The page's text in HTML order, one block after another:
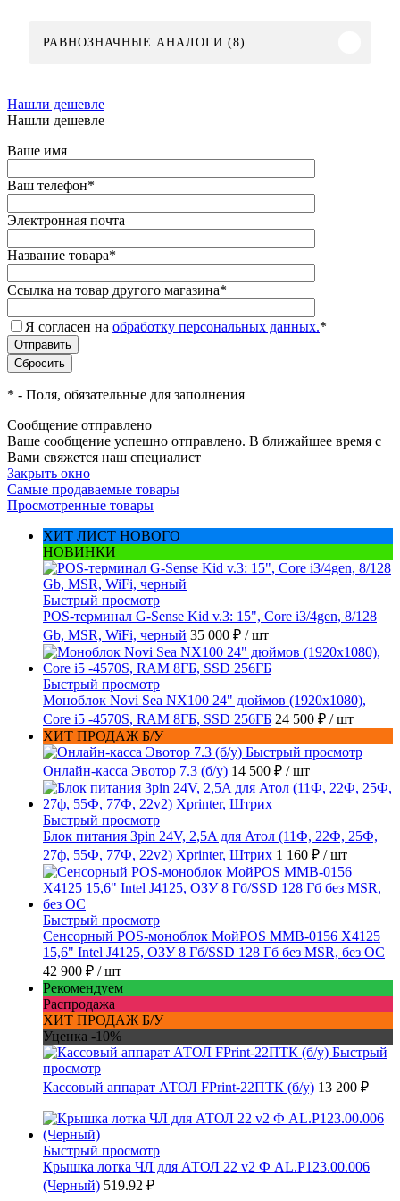
РАВНОЗНАЧНЫЕ АНАЛОГИ (8)
Нашли дешевле
Нашли дешевле
Ваше имя
Ваш телефон*
Электронная почта
Название товара*
Ссылка на товар другого магазина*
Я согласен на обработку персональных данных.*
* - Поля, обязательные для заполнения
Сообщение отправлено
Ваше сообщение успешно отправлено. В ближайшее время с
Вами свяжется наш специалист
Закрыть окно
Самые продаваемые товары
Просмотренные товары
ХИТ ЛИСТ НОВОГО
НОВИНКИ
Быстрый просмотр
POS-терминал G-Sense Kid v.3: 15", Core i3/4gen, 8/128
Gb, MSR, WiFi, черный 35 000 ₽ / шт
Быстрый просмотр
Моноблок Novi Sea NX100 24" дюймов (1920x1080),
Core i5 -4570S, RAM 8ГБ, SSD 256ГБ 24 500 ₽ / шт
ХИТ ПРОДАЖ Б/У
Быстрый просмотр
Онлайн-касса Эвотор 7.3 (б/у) 14 500 ₽ / шт
Быстрый просмотр
Блок питания 3pin 24V, 2,5A для Атол (11Ф, 22Ф, 25Ф,
27ф, 55Ф, 77Ф, 22v2) Xprinter, Штрих 1 160 ₽ / шт
Быстрый просмотр
Сенсорный POS-моноблок МойPOS MMB-0156 X4125
15,6" Intel J4125, ОЗУ 8 Гб/SSD 128 Гб без MSR, без ОС
42 900 ₽ / шт
Рекомендуем
Распродажа
ХИТ ПРОДАЖ Б/У
Уценка -10%
Быстрый
просмотр
Кассовый аппарат АТОЛ FPrint-22ПТК (б/у) 13 200 ₽
Быстрый просмотр
Крышка лотка ЧЛ для АТОЛ 22 v2 Ф AL.P123.00.006
(Черный) 519.92 ₽